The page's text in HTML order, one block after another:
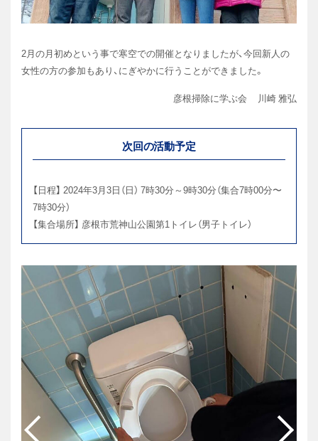
2月の月初めという事で寒空での開催となりましたが、今回新人の
女性の方の参加もあり、にぎやかに行うことができました。
彦根掃除に学ぶ会 川崎 雅弘
次回の活動予定
【日程】 2024年3月3日（日） 7時30分～9時30分（集合7時00分〜
7時30分）
【集合場所】 彦根市荒神山公園第1トイレ（男子トイレ）